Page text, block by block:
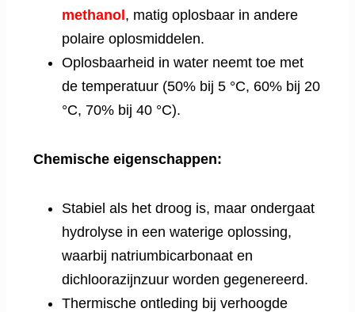
methanol, matig oplosbaar in andere
polaire oplosmiddelen.
Oplosbaarheid in water neemt toe met
de temperatuur (50% bij 5 °C, 60% bij 20
°C, 70% bij 40 °C).
Chemische eigenschappen:
Stabiel als het droog is, maar ondergaat
hydrolyse in een waterige oplossing,
waarbij natriumbicarbonaat en
dichloorazijnzuur worden gegenereerd.
Thermische ontleding bij verhoogde